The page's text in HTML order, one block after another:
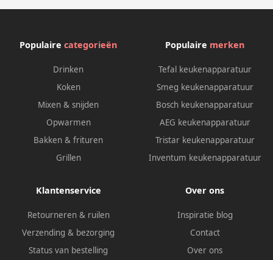
Populaire categorieën
Drinken
Koken
Mixen & snijden
Opwarmen
Bakken & frituren
Grillen
Populaire merken
Tefal keukenapparatuur
Smeg keukenapparatuur
Bosch keukenapparatuur
AEG keukenapparatuur
Tristar keukenapparatuur
Inventum keukenapparatuur
Klantenservice
Retourneren & ruilen
Verzending & bezorging
Status van bestelling
Over ons
Inspiratie blog
Contact
Over ons